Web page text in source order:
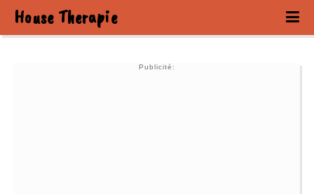
House Therapie
Publicité: